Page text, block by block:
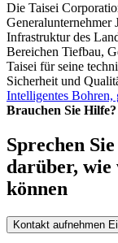
Die Taisei
Generalunternehmer
Infrastruktur des
Bereichen Tiefbau,
Taisei für seine
Sicherheit und
Intelligentes Bohren,
Brauchen Sie Hilfe?
Sprechen
darüber, wie
können
Kontakt aufnehmen